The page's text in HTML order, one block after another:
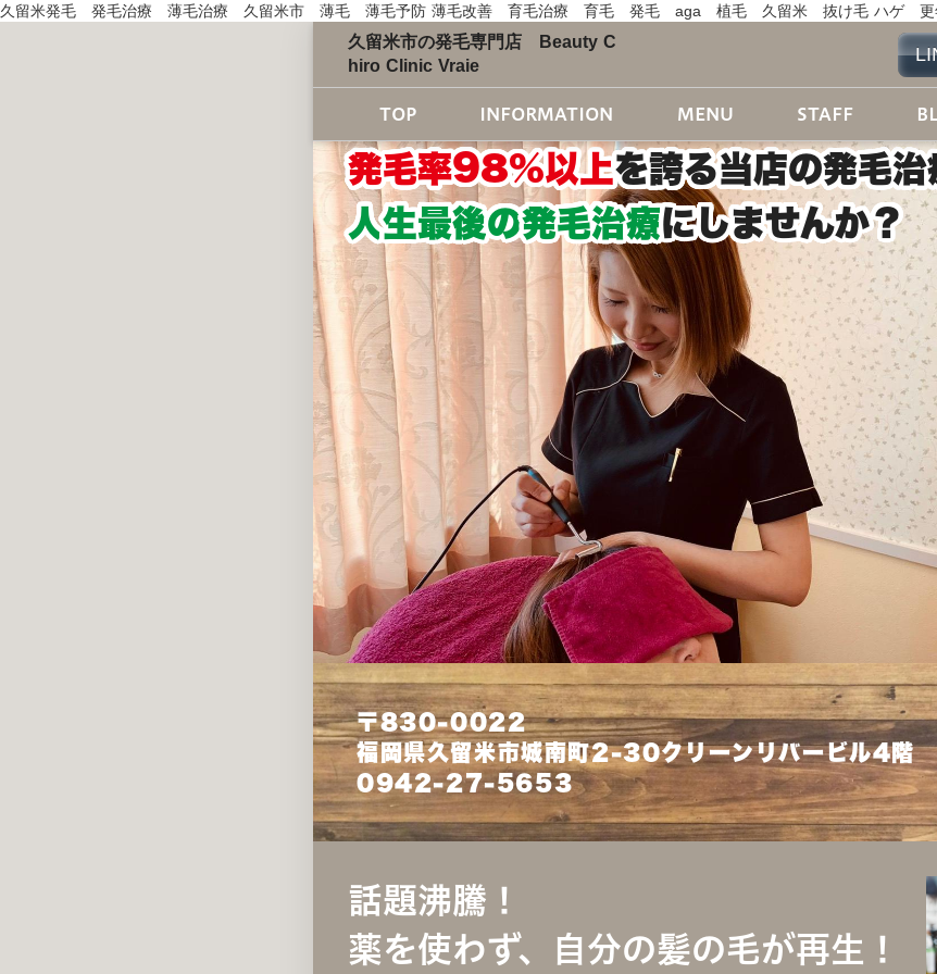
久留米発毛 発毛治療 薄毛治療 久留米市 薄毛 薄毛予防 薄毛改善 育毛治療 育毛 発毛 aga 植毛 久留米 抜け毛 ハゲ 更
久留米市の発毛専門店 Beauty C
hiro Clinic Vraie
TOP INFORMATION MENU STAFF
発毛率98%以上を誇る当店の発毛
人生最後の発毛治療にしませんか？
〒830-0022
福岡県久留米市城南町2-30クリーンリバービル4階
0942-27-5653
話題沸騰！
薬を使わず、自分の髪の毛が再生！